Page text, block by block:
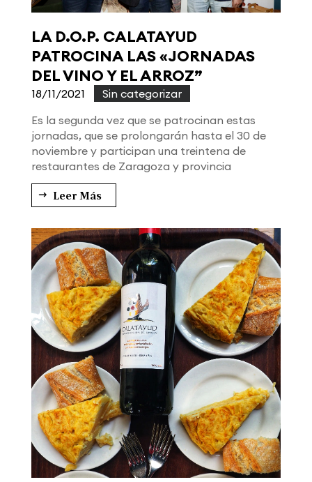
LA D.O.P. CALATAYUD
PATROCINA LAS «JORNADAS
DEL VINO Y EL ARROZ”
18/11/2021
Sin categorizar
Es la segunda vez que se patrocinan estas
jornadas, que se prolongarán hasta el 30 de
noviembre y participan una treintena de
restaurantes de Zaragoza y provincia
Leer Más